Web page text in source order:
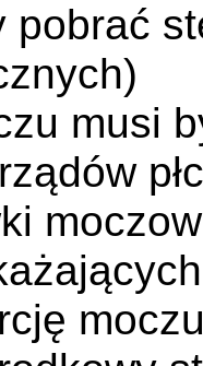
pobrać
musi